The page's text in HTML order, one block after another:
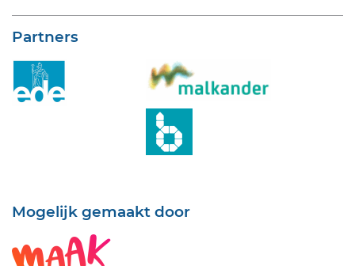
Partners
Mogelijk gemaakt door